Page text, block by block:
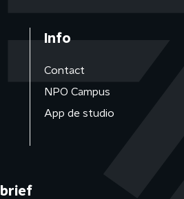
Info
Contact
NPO Campus
App de studio